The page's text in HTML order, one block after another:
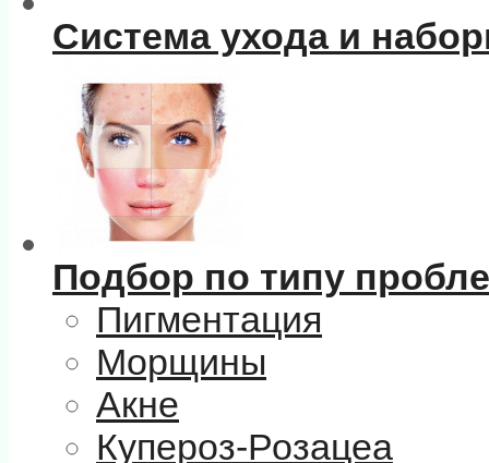
Система ухода и
Подбор по типу
Пигментация
Морщины
Акне
Купероз-Розацеа